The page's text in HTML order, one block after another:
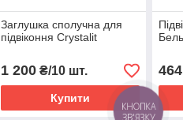
Заглушка сполучна для
підвіконня Crystalit
1 200₴/10 шт.
Купити
464
КНОПКА
ЗВ'ЯЗКУ